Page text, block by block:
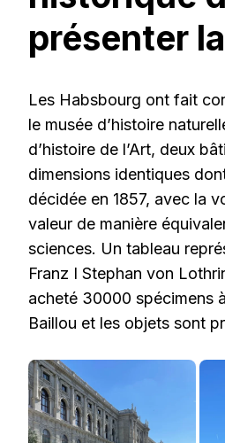
présenter
Les Habsbourg ont fait
le musée d’histoire
d’histoire de l’Art, deux
dimensions identiques
décidée en 1857, avec la
valeur de manière
sciences. Un tableau
Franz I Stephan von
acheté 30000 spécimens
Baillou et les objets sont